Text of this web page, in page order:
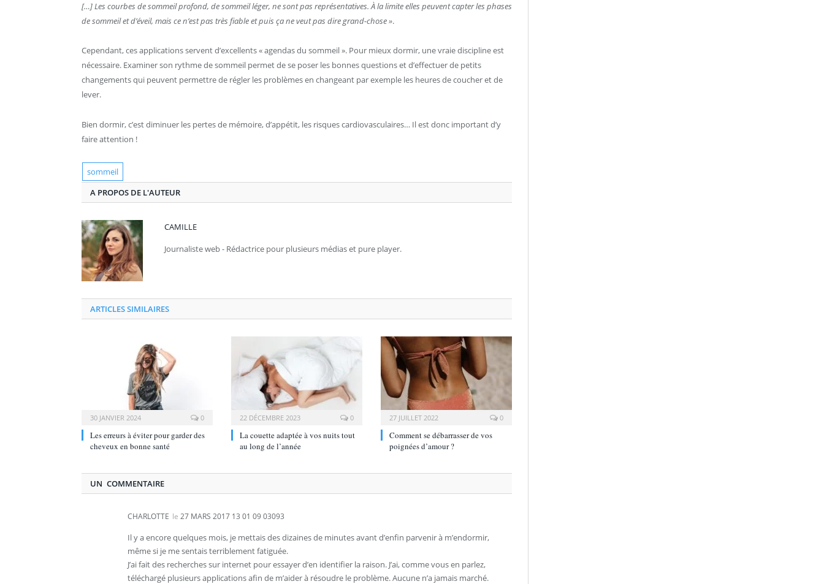
[…] Les courbes de sommeil profond, de sommeil léger, ne sont pas représentatives. À la limite elles peuvent capter les phases
de sommeil et d’éveil, mais ce n’est pas très fiable et puis ça ne veut pas dire grand-chose ».
Cependant, ces applications servent d’excellents « agendas du sommeil ». Pour mieux dormir, une vraie discipline est
nécessaire. Examiner son rythme de sommeil permet de se poser les bonnes questions et d’effectuer de petits
changements qui peuvent permettre de régler les problèmes en changeant par exemple les heures de coucher et de
lever.
Bien dormir, c’est diminuer les pertes de mémoire, d’appétit, les risques cardiovasculaires… Il est donc important d’y
faire attention !
sommeil
A PROPOS DE L'AUTEUR
CAMILLE
Journaliste web - Rédactrice pour plusieurs médias et pure player.
ARTICLES SIMILAIRES
30 JANVIER 2024 0
Les erreurs à éviter pour garder des
cheveux en bonne santé
22 DÉCEMBRE 2023 0
La couette adaptée à vos nuits tout
au long de l’année
27 JUILLET 2022 0
Comment se débarrasser de vos
poignées d’amour ?
UN COMMENTAIRE
CHARLOTTE le 27 MARS 2017 13 01 09 03093
Il y a encore quelques mois, je mettais des dizaines de minutes avant d’enfin parvenir à m’endormir,
même si je me sentais terriblement fatiguée.
J’ai fait des recherches sur internet pour essayer d’en identifier la raison. J’ai, comme vous en parlez,
téléchargé plusieurs applications afin de m’aider à résoudre le problème. Aucune n’a jamais marché.